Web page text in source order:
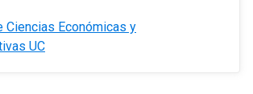
Ciencias Económicas y
UC